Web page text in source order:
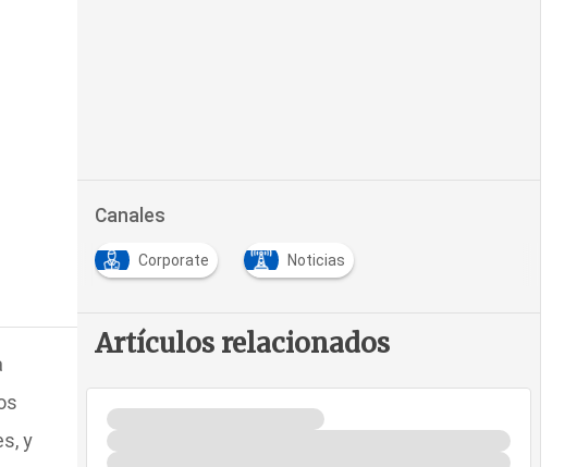
y
Canales
Corporate Noticias
Artículos relacionados